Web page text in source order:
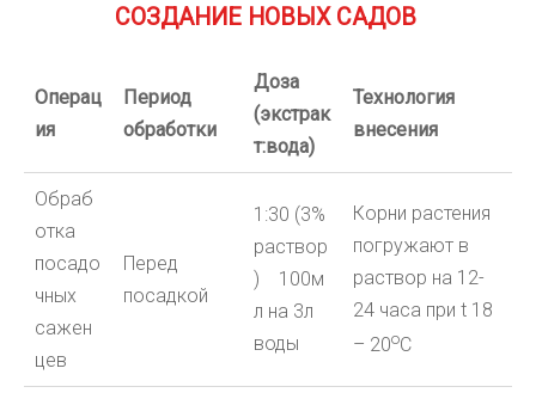
СОЗДАНИЕ НОВЫХ САДОВ
Операц
ия
Период
обработки
Доза
(экстрак
т:вода)
Технология
внесения
Обраб
отка
посадо
чных
сажен
цев
Перед
посадкой
1:30 (3%
раствор
)
100м
л на 3л
воды
Корни растения
погружают в
раствор на 12-
24 часа при t 18
– 20oС